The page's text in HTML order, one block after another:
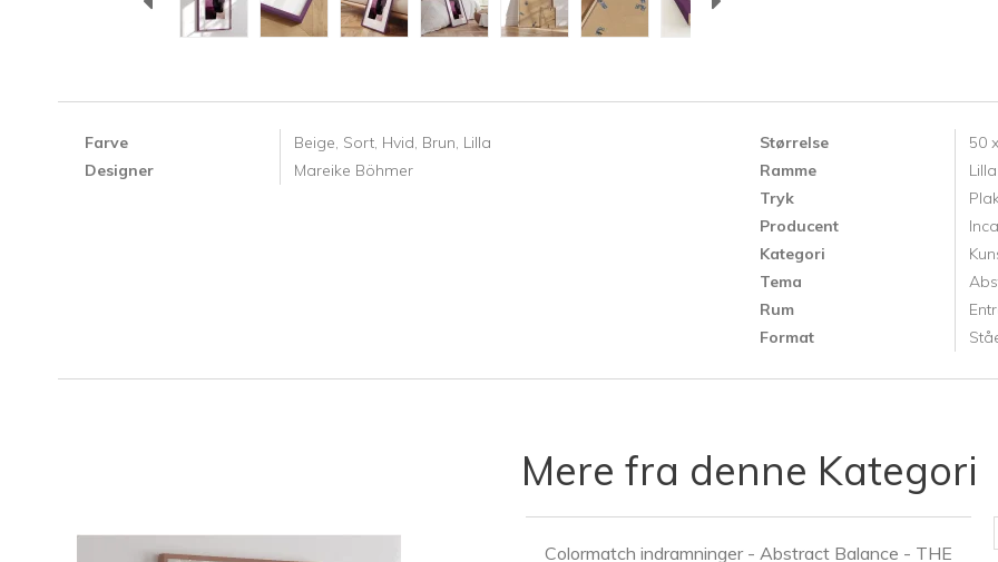
Farve Beige, Sort, Hvid, Brun, Lilla
Designer
Mareike Böhmer
Størrelse 50
Ramme
Tryk
Producent
Kategori
Tema
Rum
Format
Mere fra denne Kategori
Colormatch indramninger - Abstract Balance - THE